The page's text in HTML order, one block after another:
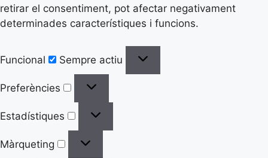
retirar el consentiment, pot afectar negativament
determinades característiques i funcions.
Funcional Sempre actiu
Preferències
Estadístiques
Màrqueting